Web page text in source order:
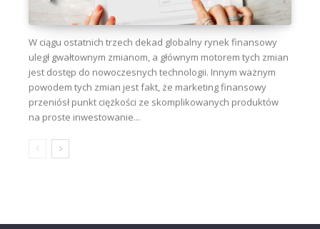
W ciągu ostatnich trzech dekad globalny rynek finansowy
uległ gwałtownym zmianom, a głównym motorem tych zmian
jest dostęp do nowoczesnych technologii. Innym ważnym
powodem tych zmian jest fakt, że marketing finansowy
przeniósł punkt ciężkości ze skomplikowanych produktów
na proste inwestowanie...